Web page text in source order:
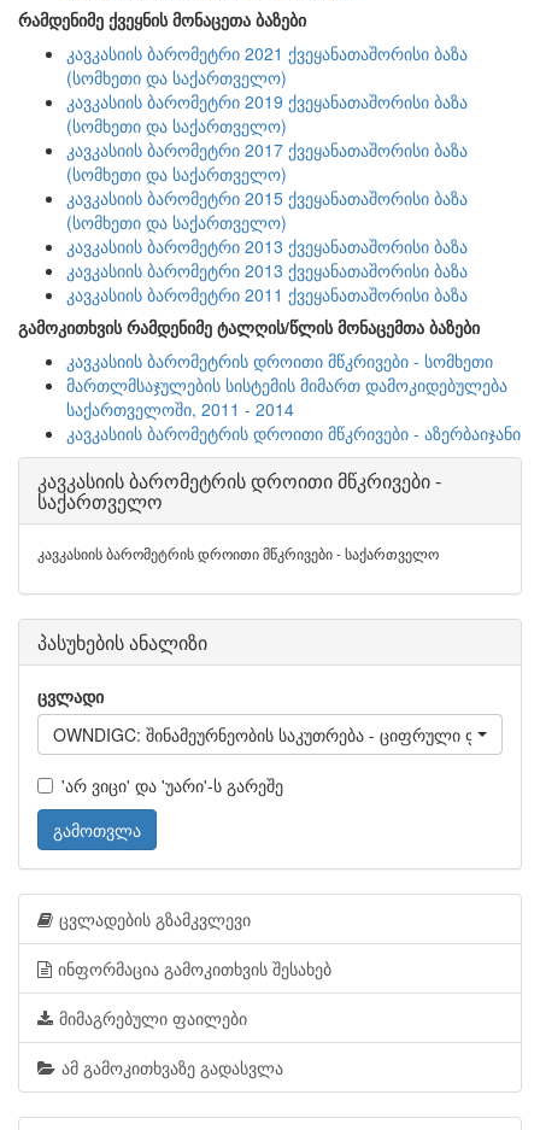
რამდენიმე ქვეყნის მონაცეთა ბაზები
კავკასიის ბარომეტრი 2021 ქვეყანათაშორისი ბაზა
(სომხეთი და საქართველო)
კავკასიის ბარომეტრი 2019 ქვეყანათაშორისი ბაზა
(სომხეთი და საქართველო)
კავკასიის ბარომეტრი 2017 ქვეყანათაშორისი ბაზა
(სომხეთი და საქართველო)
კავკასიის ბარომეტრი 2015 ქვეყანათაშორისი ბაზა
(სომხეთი და საქართველო)
კავკასიის ბარომეტრი 2013 ქვეყანათაშორისი ბაზა
კავკასიის ბარომეტრი 2013 ქვეყანათაშორისი ბაზა
კავკასიის ბარომეტრი 2011 ქვეყანათაშორისი ბაზა
გამოკითხვის რამდენიმე ტალღის/წლის მონაცემთა ბაზები
კავკასიის ბარომეტრის დროითი მწკრივები - სომხეთი
მართლმსაჯულების სისტემის მიმართ დამოკიდებულება
საქართველოში, 2011 - 2014
კავკასიის ბარომეტრის დროითი მწკრივები - აზერბაიჯანი
კავკასიის ბარომეტრის დროითი მწკრივები -
საქართველო
კავკასიის ბარომეტრის დროითი მწკრივები - საქართველო
პასუხების ანალიზი
ცვლადი
OWNDIGC: შინამეურნეობის საკუთრება - ციფრული ფოტო
'არ ვიცი' და 'უარი'-ს გარეშე
გამოთვლა
ცვლადების გზამკვლევი
ინფორმაცია გამოკითხვის შესახებ
მიმაგრებული ფაილები
ამ გამოკითხვაზე გადასვლა